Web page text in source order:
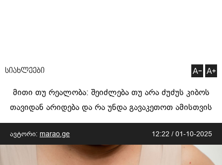
სიახლეები
მითი თუ რეალობა: შეიძლება თუ არა ძუძუს კიბოს
თავიდან არიდება და რა უნდა გავაკეთოთ ამისთვის
ავტორი: marao.ge 12:22 / 01-10-2025